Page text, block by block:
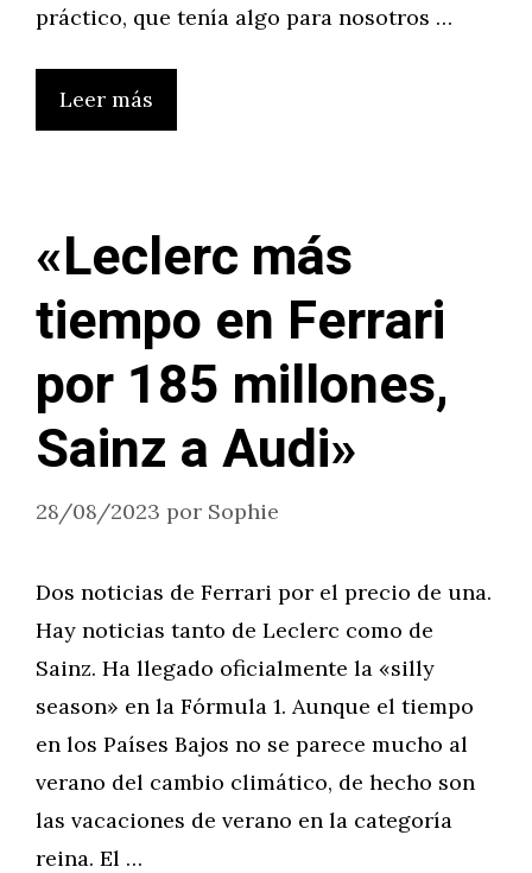
práctico, que tenía algo para nosotros …
Leer más
«Leclerc más
tiempo en Ferrari
por 185 millones,
Sainz a Audi»
28/08/2023 por Sophie
Dos noticias de Ferrari por el precio de una.
Hay noticias tanto de Leclerc como de
Sainz. Ha llegado oficialmente la «silly
season» en la Fórmula 1. Aunque el tiempo
en los Países Bajos no se parece mucho al
verano del cambio climático, de hecho son
las vacaciones de verano en la categoría
reina. El …